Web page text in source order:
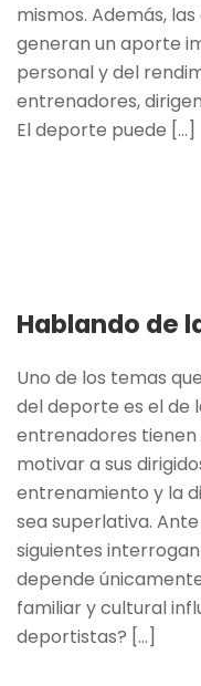
mismos. Además,
generan un aporte
personal y del
entrenadores,
El deporte puede [...]
Hablando de
Uno de los temas
del deporte es el de
entrenadores
motivar a sus
entrenamiento y la
sea superlativa.
siguientes
depende
familiar y cultural
deportistas? [...]